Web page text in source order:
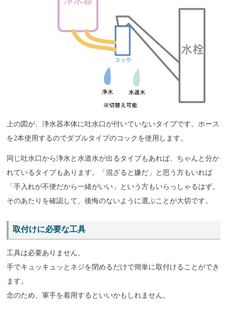
上の図が、浄水器本体に吐水口が付いていないタイプです。ホース
を2本使用するのでダブルタイプのコックを使用します。
同じ吐水口から浄水と水道水が出るタイプもあれば、ちゃんと分か
れているタイプもあります。「混ざると嫌だ」と思う方もいれば
「手入れが不便だから一緒がいい」という方もいらっしゃるはず。
そのあたりを確認して、後悔のないように選ぶことが大切です。
取付けに必要な工具
工具は必要ありません。
手でキュッキュッとネジを閉めるだけで簡単に取付けることができ
ます。
念のため、軍手を着用するといいかもしれません。